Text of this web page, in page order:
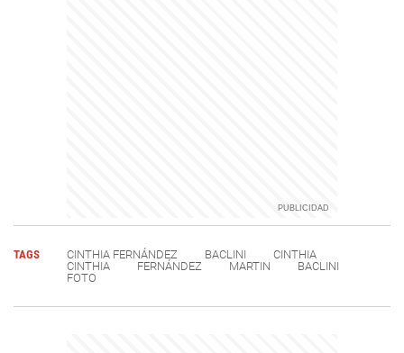
TAGS CINTHIA FERNÁNDEZ BACLINI
CINTHIA
CINTHIA
FERNÁNDEZ MARTIN
BACLINI
FOTO